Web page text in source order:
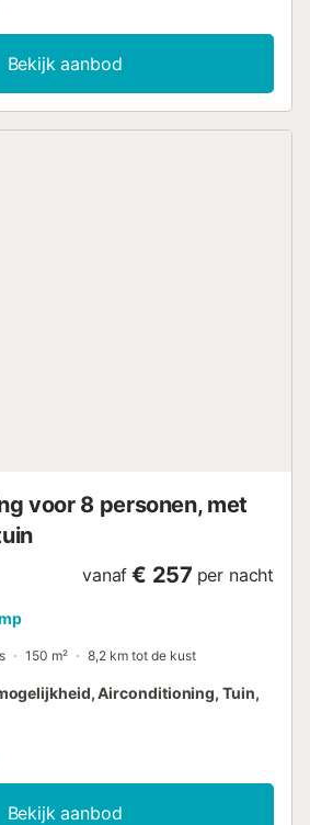
omgeven door winkelstraten
centrum van de stad. Jullie zijn op
het treinstation. Het appartement is
voor het verkennen van de
paar dagen winkelen in Reus. De
Bekijk aanbod
voor 8 personen, met
vanaf € 257 per nacht
150 m² 8,2 km tot de kust
Airconditioning, Tuin,
Bekijk aanbod